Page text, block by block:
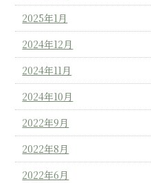
2025年1月
2024年12月
2024年11月
2024年10月
2022年9月
2022年8月
2022年6月